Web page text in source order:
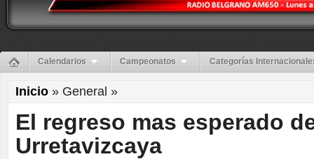
Calendarios Campeonatos Categorías
Inicio » General »
El regreso mas esperado
Urretavizcaya